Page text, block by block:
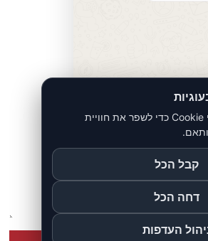
האתר משתמש בקובצי Cookie כדי לשפר את חוויית
קבל הכל
דחה הכל
העדפות